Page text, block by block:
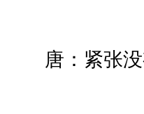
唐：紧张没